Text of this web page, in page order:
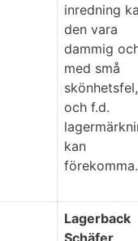
inredning
den vara
dammig
med små
skönhetsfel,
och f.d.
kan
förekomma.
Lagerback